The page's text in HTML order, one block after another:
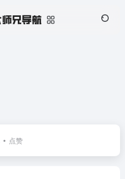
点赞